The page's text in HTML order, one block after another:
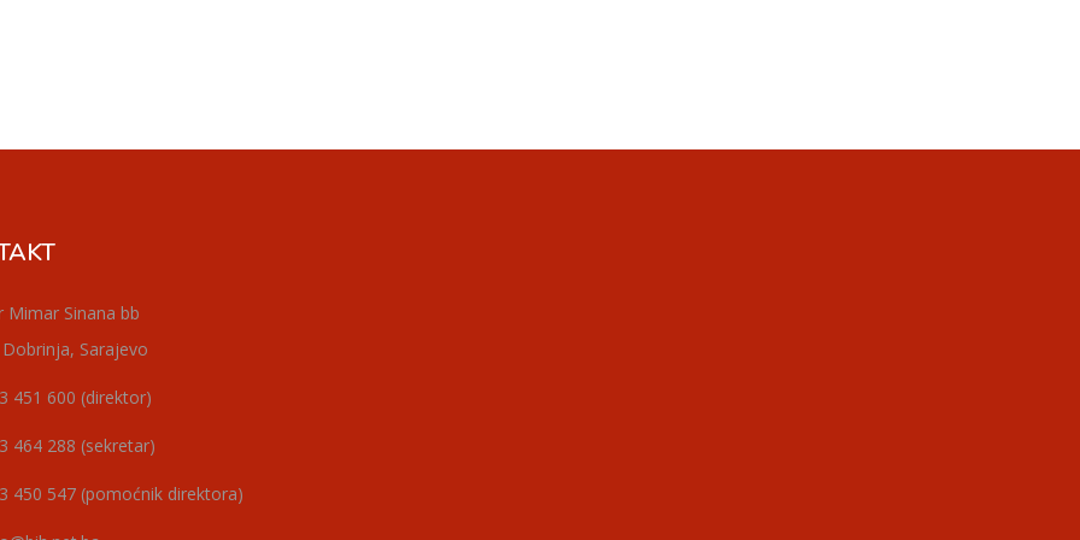
Mimar Sinana bb
Sarajevo
451 600 (direktor)
464 288 (sekretar)
450 547 (pomoćnik direktora)